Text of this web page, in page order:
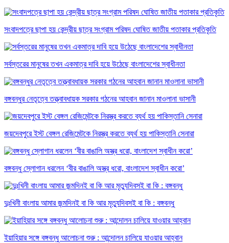
সংবাদপত্রে ছাপা হয় কেন্দ্রীয় ছাত্র সংগ্রাম পরিষদ ঘোষিত জাতীয় পতাকার প্রতিকৃতি
সর্বস্তরের মানুষের তখন একমাত্র দাবি হয়ে উঠেছে বাংলাদেশের স্বাধীনতা
বঙ্গবন্ধুর নেতৃত্বে তত্ত্বাবধায়ক সরকার গঠনের আহবান জানান মাওলানা ভাসানী
জয়দেবপুরে ইস্ট বেঙ্গল রেজিমেন্টকে নিরস্ত্র করতে ব্যর্থ হয় পাকিস্তানি সেনারা
বঙ্গবন্ধু স্লোগান ধরলেন ‘বীর বাঙালি অস্ত্র ধরো, বাংলাদেশ স্বাধীন করো’
দুঃখিনী বাংলায় আমার জন্মদিনই বা কি আর মৃত্যুদিবসই বা কি : বঙ্গবন্ধু
ইয়াহিয়ার সঙ্গে বঙ্গবন্ধু আলোচনা শুরু : আন্দোলন চালিয়ে যাওয়ার আহ্বান